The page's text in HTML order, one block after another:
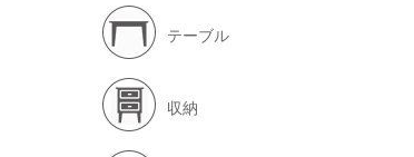
テーブル
収納